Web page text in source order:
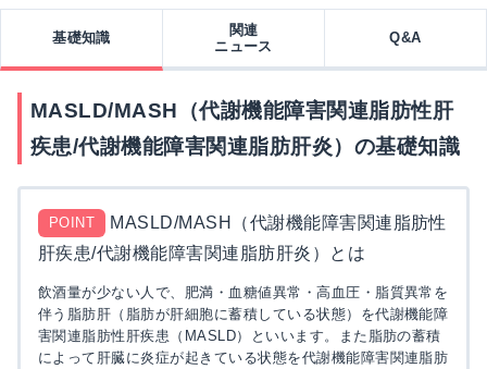
基礎知識
関連
ニュース
Q&A
MASLD/MASH（代謝機能障害関連脂肪性肝
疾患/代謝機能障害関連脂肪肝炎）の基礎知識
POINT
MASLD/MASH（代謝機能障害関連脂肪性
肝疾患/代謝機能障害関連脂肪肝炎）とは
飲酒量が少ない人で、肥満・血糖値異常・高血圧・脂質異常を
伴う脂肪肝（脂肪が肝細胞に蓄積している状態）を代謝機能障
害関連脂肪性肝疾患（MASLD）といいます。また脂肪の蓄積
によって肝臓に炎症が起きている状態を代謝機能障害関連脂肪